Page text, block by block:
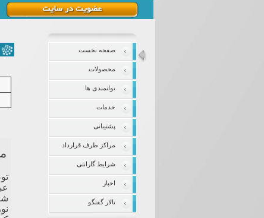
صفحه نخست
محصولات
توانمندی ها
خدمات
پشتیبانی
مراکز طرف قرارداد
شرایط گارانتی
اخبار
تالار گفتگو